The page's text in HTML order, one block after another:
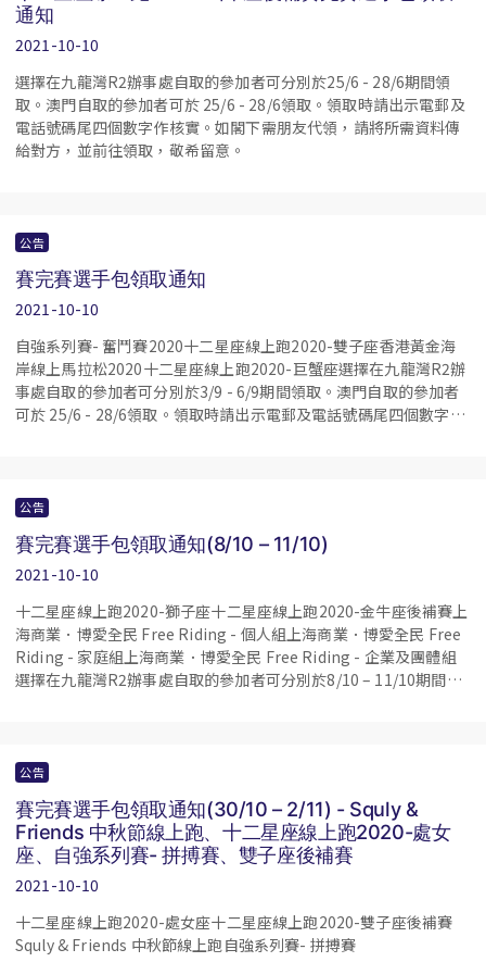
通知
2021-10-10
選擇在九龍灣R2辦事處自取的參加者可分別於25/6 - 28/6期間領
取。澳門自取的參加者可於 25/6 - 28/6領取。領取時請出示電郵及
電話號碼尾四個數字作核實。如閣下需朋友代領，請將所需資料傳
給對方，並前往領取，敬希留意。
公告
賽完賽選手包領取通知
2021-10-10
自強系列賽- 奮鬥賽2020十二星座線上跑2020-雙子座香港黃金海
岸線上馬拉松2020十二星座線上跑2020-巨蟹座選擇在九龍灣R2辦
事處自取的參加者可分別於3/9 - 6/9期間領取。澳門自取的參加者
可於 25/6 - 28/6領取。領取時請出示電郵及電話號碼尾四個數字作
公告
賽完賽選手包領取通知(8/10 – 11/10)
2021-10-10
十二星座線上跑2020-獅子座十二星座線上跑2020-金牛座後補賽上
海商業．博愛全民 Free Riding - 個人組上海商業．博愛全民 Free
Riding - 家庭組上海商業．博愛全民 Free Riding - 企業及團體組
選擇在九龍灣R2辦事處自取的參加者可分別於8/10 – 11/10期間領
公告
賽完賽選手包領取通知(30/10 – 2/11) - Squly &
Friends 中秋節線上跑、十二星座線上跑2020-處女
座、自強系列賽- 拼搏賽、雙子座後補賽
2021-10-10
十二星座線上跑2020-處女座十二星座線上跑2020-雙子座後補賽
Squly & Friends 中秋節線上跑自強系列賽- 拼搏賽